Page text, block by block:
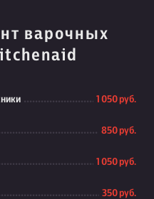
варочных
1 050 руб.
850 руб.
1 050 руб.
350 руб.